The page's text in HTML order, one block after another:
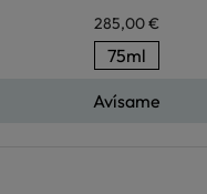
285,00 €
75ml
Avísame